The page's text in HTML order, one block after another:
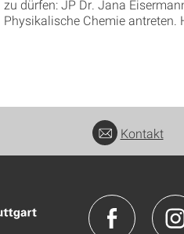
zu dürfen: JP Dr. Jana
Physikalische Chemie antreten.
Kontakt